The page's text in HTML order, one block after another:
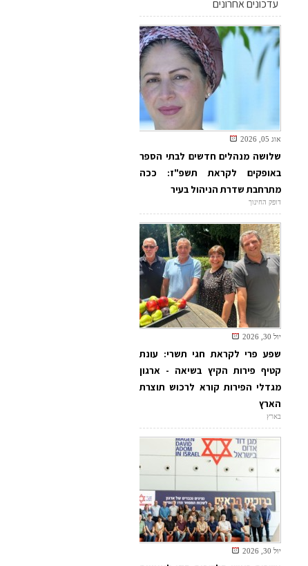
עדכונים אחרונים
אוג 05, 2026
שלושה מנהלים חדשים לבתי הספר
באופקים לקראת תשפ"ז: ככה
מתרחבת שדרת הניהול בעיר
דופק החינוך
יול 30, 2026
שפע פרי לקראת חגי תשרי: עונת
קטיף פירות הקיץ בשיאה - ארגון
מגדלי הפירות קורא לרכוש תוצרת
הארץ
בארץ
יול 30, 2026